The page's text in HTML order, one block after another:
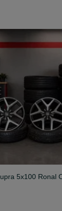
5x100 Ronal